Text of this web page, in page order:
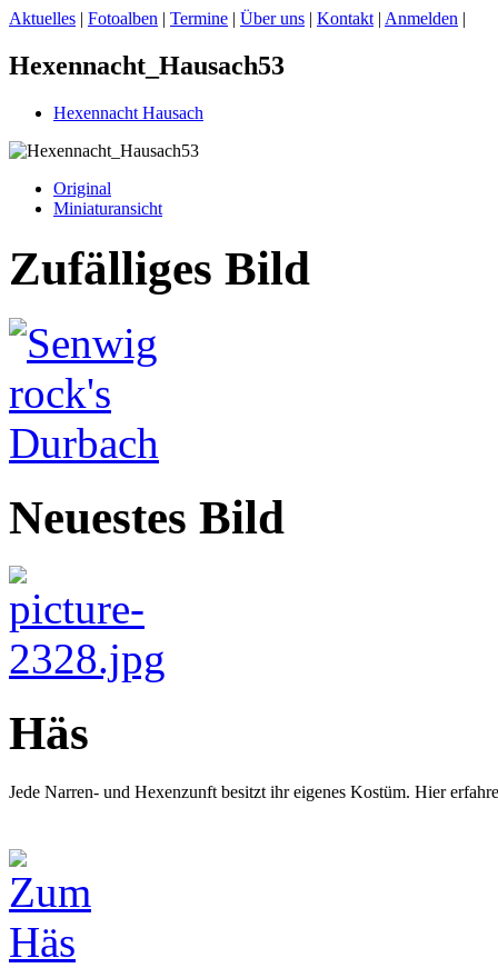
Aktuelles | Fotoalben | Termine | Über uns | Kontakt | Anmelden |
Hexennacht_Hausach53
Hexennacht Hausach
Original
Miniaturansicht
Zufälliges Bild
Neuestes Bild
Häs
Jede Narren- und Hexenzunft besitzt ihr eigenes Kostüm. Hier